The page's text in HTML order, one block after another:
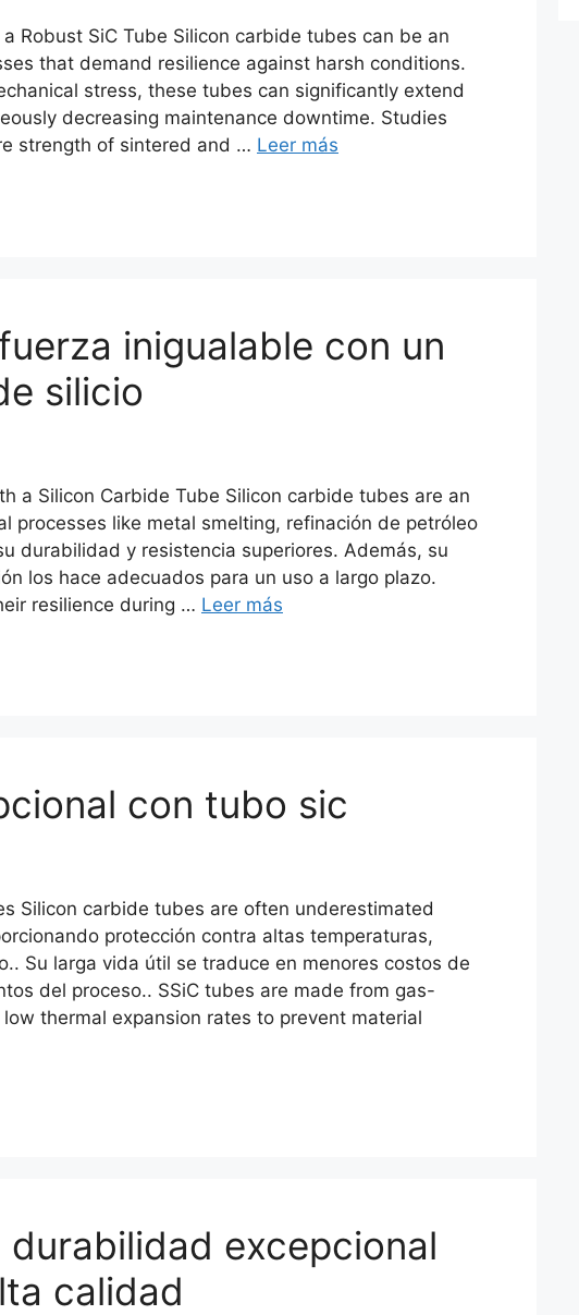
Robust SiC Tube Silicon carbide tubes can be an
that demand resilience against harsh conditions.
stress, these tubes can significantly extend
decreasing maintenance downtime. Studies
strength of sintered and … Leer más
inigualable con un
silicio
a Silicon Carbide Tube Silicon carbide tubes are an
processes like metal smelting, refinación de petróleo
durabilidad y resistencia superiores. Además, su
los hace adecuados para un uso a largo plazo.
resilience during … Leer más
con tubo sic
Silicon carbide tubes are often underestimated
protección contra altas temperaturas,
Su larga vida útil se traduce en menores costos de
del proceso.. SSiC tubes are made from gas-
thermal expansion rates to prevent material
durabilidad excepcional
calidad